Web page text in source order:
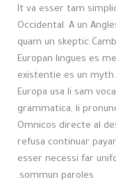
It va esser tam
Occidental. A un
quam un skeptic
Europan lingues es
existentie es un
Europa usa li sam
grammatica, li
Omnicos directe al
refusa continuar
esser necessi far
sommun paroles.